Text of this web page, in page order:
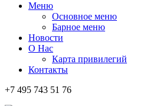
Меню
Основное меню
Барное меню
Новости
О Нас
Карта привилегий
Контакты
+7 495 743 51 76